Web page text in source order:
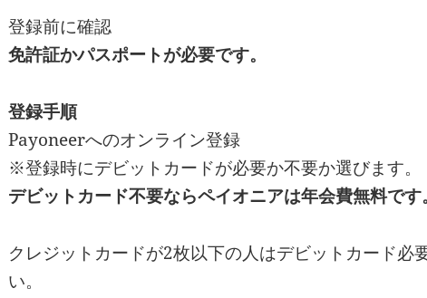
登録前に確認
免許証かパスポートが必要です。
登録手順
Payoneerへのオンライン登録
※登録時にデビットカードが必要か不要か選びます。
デビットカード不要ならペイオニアは年会費無料です。
クレジットカードが2枚以下の人はデビットカード必
い。